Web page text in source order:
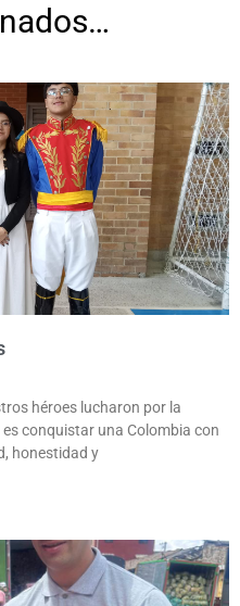
héroes lucharon por la
conquistar una Colombia con
honestidad y